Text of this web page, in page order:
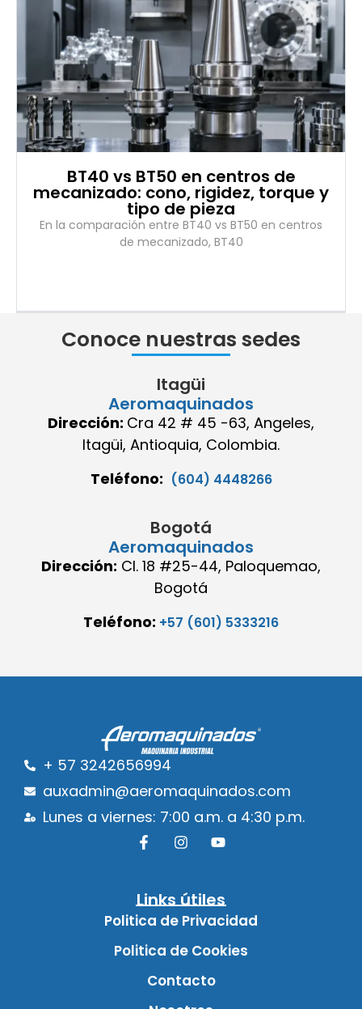
BT40 vs BT50 en centros de
mecanizado: cono, rigidez, torque y
tipo de pieza
En la comparación entre BT40 vs BT50 en centros
de mecanizado, BT40
Conoce nuestras sedes
Itagüi
Aeromaquinados
Dirección: Cra 42 # 45 -63, Angeles,
Itagüi, Antioquia, Colombia.
Teléfono: (604) 4448266
Bogotá
Aeromaquinados
Dirección: Cl. 18 #25-44, Paloquemao,
Bogotá
Teléfono: +57 (601) 5333216
+ 57 3242656994
auxadmin@aeromaquinados.com
Lunes a viernes: 7:00 a.m. a 4:30 p.m.
Links útiles
Politica de Privacidad
Politica de Cookies
Contacto